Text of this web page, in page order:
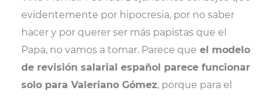
t
e
r
)
o
k
A
evidentemente por hipocresia, por no saber
hacer y por querer ser más papistas que el
Papa, no vamos a tomar. Parece que el modelo
de revisión salarial español parece funcionar
solo para Valeriano Gómez, porque para el